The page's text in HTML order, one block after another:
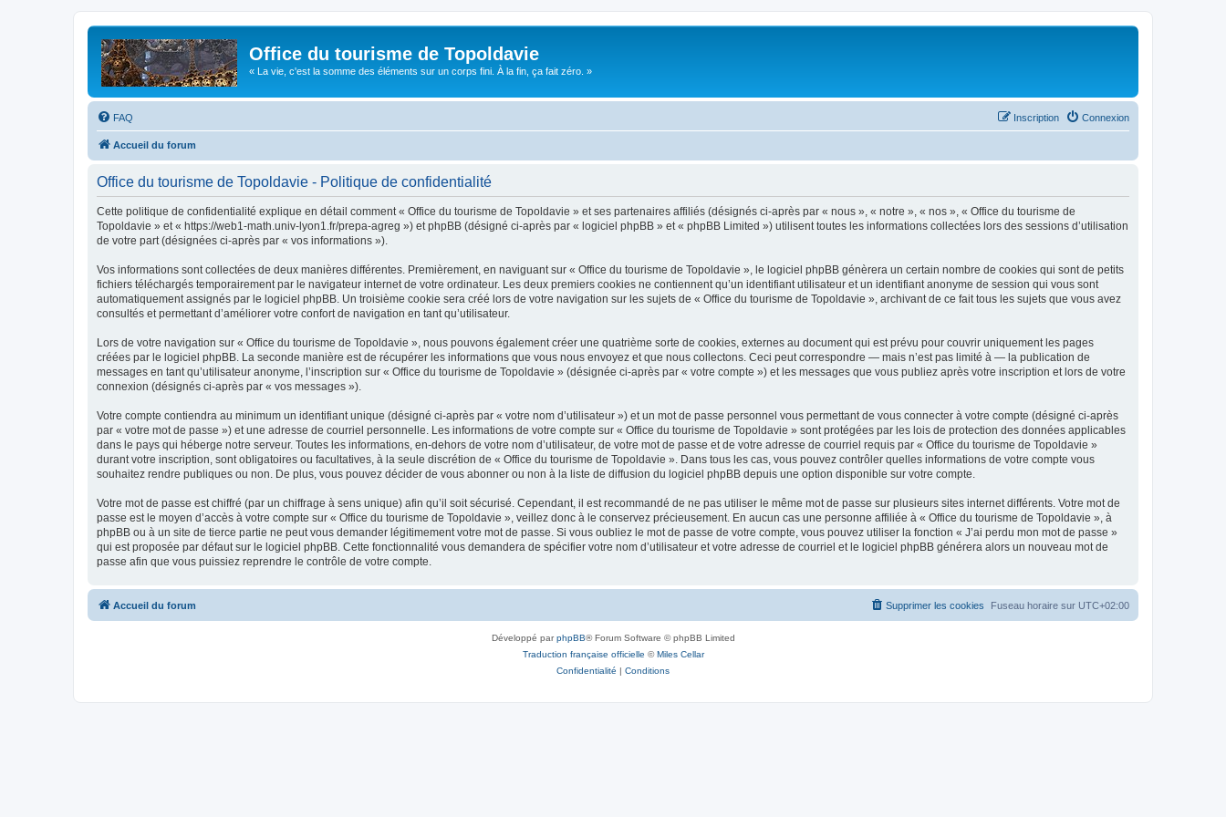
Office du tourisme de Topoldavie
« La vie, c'est la somme des éléments sur un corps fini. À la fin, ça fait zéro. »
FAQ Connexion
Inscription
Accueil du forum
Office du tourisme de Topoldavie - Politique de confidentialité
Cette politique de confidentialité explique en détail comment « Office du tourisme de Topoldavie » et ses partenaires affiliés (désignés ci-après par « nous », « notre », « nos », « Office du tourisme de
Topoldavie » et « https://web1-math.univ-lyon1.fr/prepa-agreg ») et phpBB (désigné ci-après par « logiciel phpBB » et « phpBB Limited ») utilisent toutes les informations collectées lors des sessions d’utilisation
de votre part (désignées ci-après par « vos informations »).
Vos informations sont collectées de deux manières différentes. Premièrement, en naviguant sur « Office du tourisme de Topoldavie », le logiciel phpBB génèrera un certain nombre de cookies qui sont de petits
fichiers téléchargés temporairement par le navigateur internet de votre ordinateur. Les deux premiers cookies ne contiennent qu’un identifiant utilisateur et un identifiant anonyme de session qui vous sont
automatiquement assignés par le logiciel phpBB. Un troisième cookie sera créé lors de votre navigation sur les sujets de « Office du tourisme de Topoldavie », archivant de ce fait tous les sujets que vous avez
consultés et permettant d’améliorer votre confort de navigation en tant qu’utilisateur.
Lors de votre navigation sur « Office du tourisme de Topoldavie », nous pouvons également créer une quatrième sorte de cookies, externes au document qui est prévu pour couvrir uniquement les pages
créées par le logiciel phpBB. La seconde manière est de récupérer les informations que vous nous envoyez et que nous collectons. Ceci peut correspondre — mais n’est pas limité à — la publication de
messages en tant qu’utilisateur anonyme, l’inscription sur « Office du tourisme de Topoldavie » (désignée ci-après par « votre compte ») et les messages que vous publiez après votre inscription et lors de votre
connexion (désignés ci-après par « vos messages »).
Votre compte contiendra au minimum un identifiant unique (désigné ci-après par « votre nom d’utilisateur ») et un mot de passe personnel vous permettant de vous connecter à votre compte (désigné ci-après
par « votre mot de passe ») et une adresse de courriel personnelle. Les informations de votre compte sur « Office du tourisme de Topoldavie » sont protégées par les lois de protection des données applicables
dans le pays qui héberge notre serveur. Toutes les informations, en-dehors de votre nom d’utilisateur, de votre mot de passe et de votre adresse de courriel requis par « Office du tourisme de Topoldavie »
durant votre inscription, sont obligatoires ou facultatives, à la seule discrétion de « Office du tourisme de Topoldavie ». Dans tous les cas, vous pouvez contrôler quelles informations de votre compte vous
souhaitez rendre publiques ou non. De plus, vous pouvez décider de vous abonner ou non à la liste de diffusion du logiciel phpBB depuis une option disponible sur votre compte.
Votre mot de passe est chiffré (par un chiffrage à sens unique) afin qu’il soit sécurisé. Cependant, il est recommandé de ne pas utiliser le même mot de passe sur plusieurs sites internet différents. Votre mot de
passe est le moyen d’accès à votre compte sur « Office du tourisme de Topoldavie », veillez donc à le conservez précieusement. En aucun cas une personne affiliée à « Office du tourisme de Topoldavie », à
phpBB ou à un site de tierce partie ne peut vous demander légitimement votre mot de passe. Si vous oubliez le mot de passe de votre compte, vous pouvez utiliser la fonction « J’ai perdu mon mot de passe »
qui est proposée par défaut sur le logiciel phpBB. Cette fonctionnalité vous demandera de spécifier votre nom d’utilisateur et votre adresse de courriel et le logiciel phpBB générera alors un nouveau mot de
passe afin que vous puissiez reprendre le contrôle de votre compte.
Accueil du forum Fuseau horaire sur UTC+02:00
Supprimer les cookies
Développé parphpBB® Forum Software © phpBB Limited
Traduction française officielle ©Miles Cellar
Confidentialité | Conditions